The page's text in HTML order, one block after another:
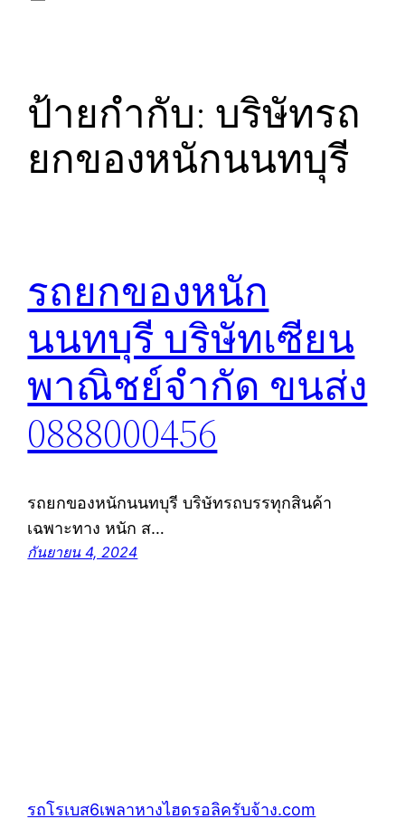
ป้ายกำกับ: บริษัทรถ
ยกของหนักนนทบุรี
รถยกของหนัก
นนทบุรี บริษัทเซียน
พาณิชย์จำกัด ขนส่ง
0888000456
รถยกของหนักนนทบุรี บริษัทรถบรรทุกสินค้า
เฉพาะทาง หนัก ส…
กันยายน 4, 2024
รถโรเบส6เพลาหางไฮดรอลิครับจ้าง.com